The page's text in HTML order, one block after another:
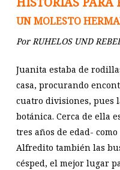
UN MOLESTO
Por RUHELOS UND
Juanita estaba de
casa, procurando
cuatro divisiones, pues
botánica. Cerca de ella
tres años de edad-
Alfredito también las
césped, el mejor lugar